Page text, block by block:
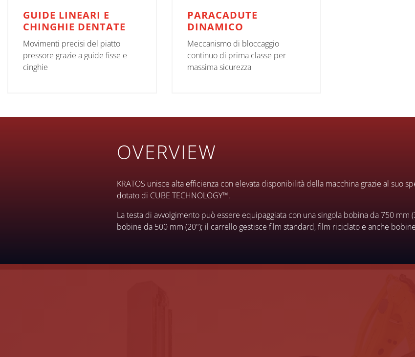
GUIDE LINEARI E
CHINGHIE DENTATE
Movimenti precisi del piatto
pressore grazie a guide fisse e
cinghie
PARACADUTE
DINAMICO
Meccanismo di bloccaggio
continuo di prima classe per
massima sicurezza
OVERVIEW
KRATOS unisce alta efficienza con elevata disponibilità della macchina grazie al suo
dotato di CUBE TECHNOLOGY™.
La testa di avvolgimento può essere equipaggiata con una singola bobina da 750 mm
bobine da 500 mm (20"); il carrello gestisce film standard, film riciclato e anche